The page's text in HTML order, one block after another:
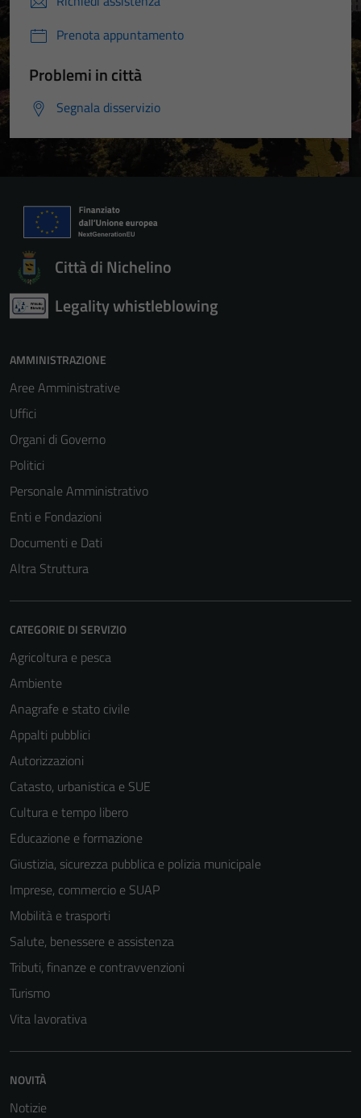
Prenota appuntamento
Problemi in città
Segnala disservizio
Città di Nichelino
Legality whistleblowing
AMMINISTRAZIONE
Aree Amministrative
Uffici
Organi di Governo
Politici
Personale Amministrativo
Enti e Fondazioni
Documenti e Dati
Altra Struttura
CATEGORIE DI SERVIZIO
Agricoltura e pesca
Ambiente
Anagrafe e stato civile
Appalti pubblici
Autorizzazioni
Catasto, urbanistica e SUE
Cultura e tempo libero
Educazione e formazione
Giustizia, sicurezza pubblica e polizia municipale
Imprese, commercio e SUAP
Mobilità e trasporti
Salute, benessere e assistenza
Tributi, finanze e contravvenzioni
Turismo
Vita lavorativa
NOVITÀ
Notizie